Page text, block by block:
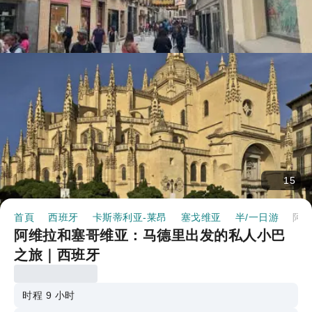
15
首頁 西班牙 卡斯蒂利亚-莱昂 塞戈维亚 半/一日游
阿维拉和塞哥维亚：马德里出发的私人小巴
之旅｜西班牙
时程 9 小时